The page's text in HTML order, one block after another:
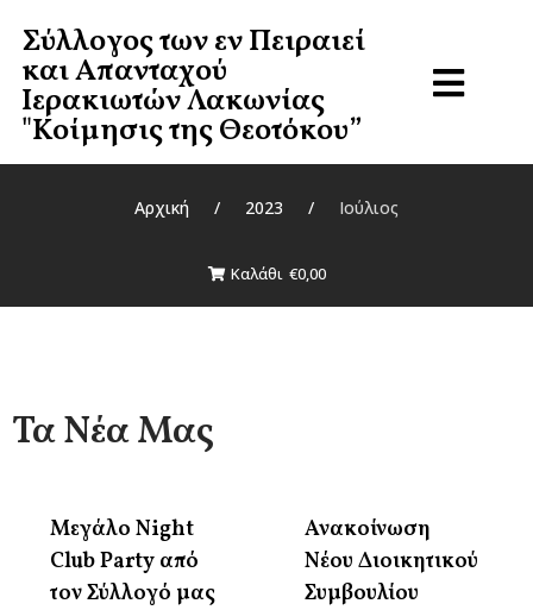
Σύλλογος των εν Πειραιεί
και Απανταχού
Ιερακιωτών Λακωνίας
"Κοίμησις της Θεοτόκου”
Αρχική / 2023 / Ιούλιος
Καλάθι €0,00
Τα Νέα Μας
Μεγάλο Night
Club Party από
τον Σύλλογό μας
Ανακοίνωση
Νέου Διοικητικού
Συμβουλίου
Σύλλογος των Εν Πειραιεί
Και Απανταχού
Ιερακιωτών Λακωνίας
"Κοίμησις Της Θεοτόκου”
Για το Σύλλογο